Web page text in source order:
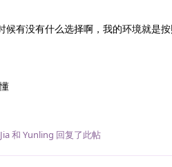
候有没有什么选择啊，我的环境就是
和 Yunling 回复了此帖